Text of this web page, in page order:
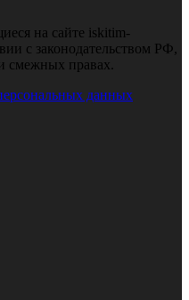
на сайте iskitim-
с законодательством РФ,
смежных правах.
данных